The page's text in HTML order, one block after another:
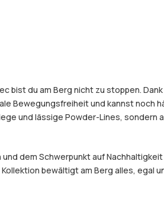
bist du am Berg nicht zu stoppen.
Bewegungsfreiheit und kannst
und lässige Powder-Lines, sondern
dem Schwerpunkt auf
bewältigt am Berg alles, egal